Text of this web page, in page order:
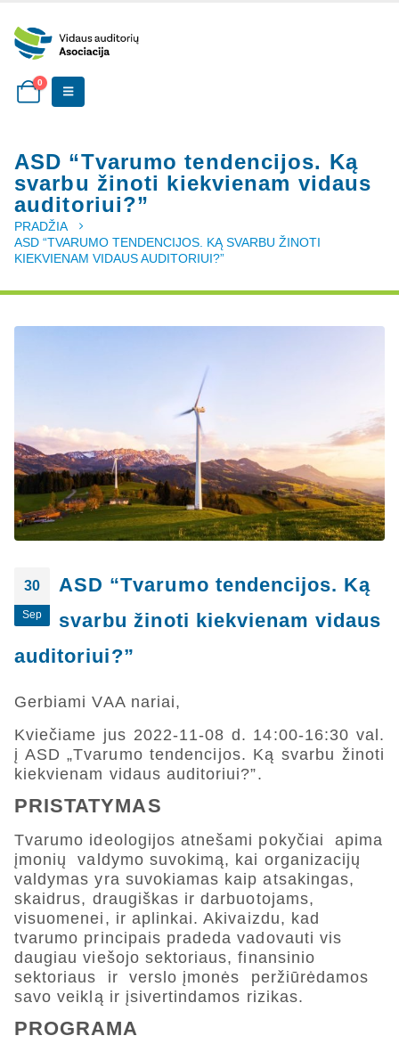
0
ASD “Tvarumo tendencijos. Ką
svarbu žinoti kiekvienam vidaus
auditoriui?”
PRADŽIA
ASD “TVARUMO TENDENCIJOS. KĄ SVARBU ŽINOTI
KIEKVIENAM VIDAUS AUDITORIUI?”
30
Sep
ASD “Tvarumo tendencijos. Ką
svarbu žinoti kiekvienam vidaus
auditoriui?”
Gerbiami VAA nariai,
Kviečiame jus 2022-11-08 d. 14:00-16:30 val.
į ASD „Tvarumo tendencijos. Ką svarbu žinoti
kiekvienam vidaus auditoriui?”.
PRISTATYMAS
Tvarumo ideologijos atnešami pokyčiai apima
įmonių valdymo suvokimą, kai organizacijų
valdymas yra suvokiamas kaip atsakingas,
skaidrus, draugiškas ir darbuotojams,
visuomenei, ir aplinkai. Akivaizdu, kad
tvarumo principais pradeda vadovauti vis
daugiau viešojo sektoriaus, finansinio
sektoriaus ir verslo įmonės peržiūrėdamos
savo veiklą ir įsivertindamos rizikas.
PROGRAMA